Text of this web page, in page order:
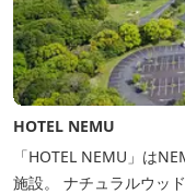
HOTEL NEMU
「HOTEL NEMU」はNEMU RESORTのコンセプトを象徴
施設。 ナチュラルウッ